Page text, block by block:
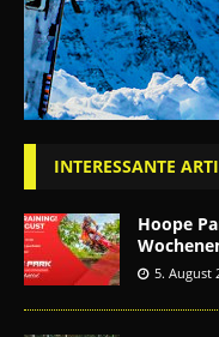
INTERESSANTE
Hoope
5. August